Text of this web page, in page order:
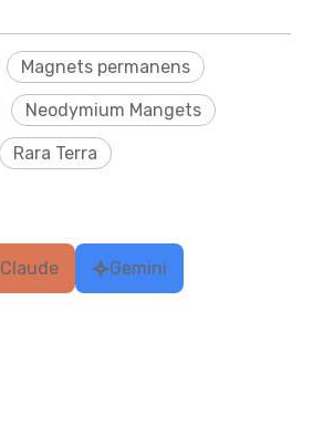
Magnets permanens
Neodymium Mangets
Rara Terra
Claude Gemini